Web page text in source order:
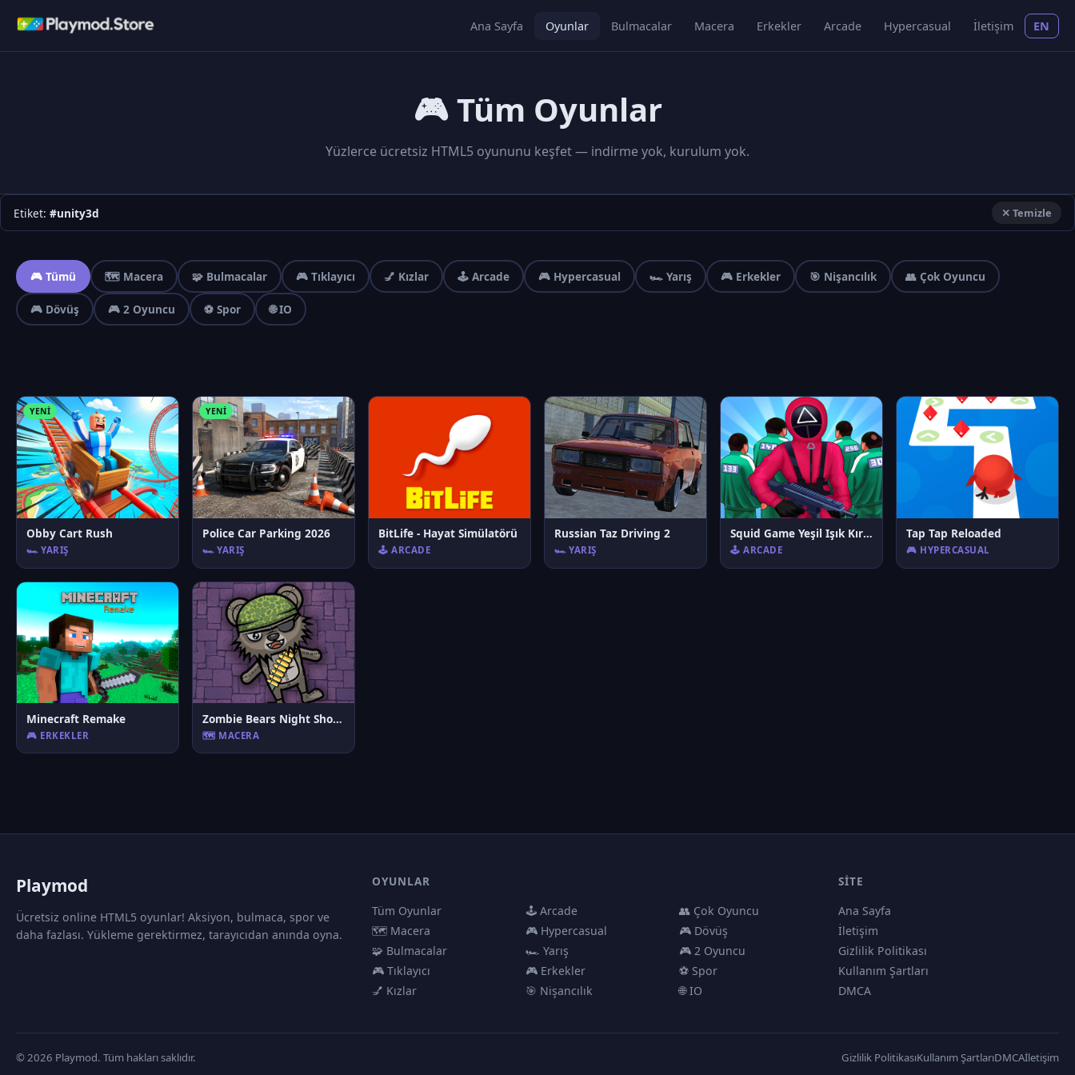
Ana Sayfa Oyunlar Bulmacalar Macera Erkekler Arcade Hypercasual İletişim EN
🎮 Tüm Oyunlar
Yüzlerce ücretsiz HTML5 oyununu keşfet — indirme yok, kurulum yok.
Etiket: #unity3d ✕ Temizle
🎮 Tümü 🗺️ Macera 🧩 Bulmacalar 🎮 Tıklayıcı 💅 Kızlar 🕹️ Arcade 🎮 Hypercasual 🏎️ Yarış 🎮 Erkekler 🎯 Nişancılık 👥 Çok Oyuncu
🎮 Dövüş 🎮 2 Oyuncu ⚽ Spor 🌐 IO
YENI
Obby Cart Rush
🏎️ YARIŞ
YENI
Police Car Parking 2026
🏎️ YARIŞ
BitLife - Hayat Simülatörü
🕹️ ARCADE
Russian Taz Driving 2
🏎️ YARIŞ
Squid Game Yeşil Işık Kırmızı Işık İpuçları
🕹️ ARCADE
Tap Tap Reloaded
🎮 HYPERCASUAL
Minecraft Remake
🎮 ERKEKLER
Zombie Bears Night Shooting
🗺️ MACERA
Playmod
Ücretsiz online HTML5 oyunlar! Aksiyon, bulmaca, spor ve
daha fazlası. Yükleme gerektirmez, tarayıcıdan anında oyna.
OYUNLAR
Tüm Oyunlar
🗺️ Macera
🧩 Bulmacalar
🎮 Tıklayıcı
💅 Kızlar
🕹️ Arcade
🎮 Hypercasual
🏎️ Yarış
🎮 Erkekler
🎯 Nişancılık
👥 Çok Oyuncu
🎮 Dövüş
🎮 2 Oyuncu
⚽ Spor
🌐 IO
SITE
Ana Sayfa
İletişim
Gizlilik Politikası
Kullanım Şartları
DMCA
© 2026 Playmod. Tüm hakları saklıdır. Gizlilik PolitikasıKullanım ŞartlarıDMCAİletişim